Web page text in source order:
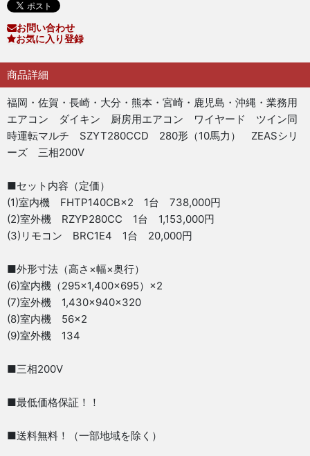
お問い合わせ
お気に入り登録
商品詳細
福岡・佐賀・長崎・大分・熊本・宮崎・鹿児島・沖縄・業務用
エアコン ダイキン 厨房用エアコン ワイヤード ツイン同
時運転マルチ SZYT280CCD 280形（10馬力） ZEASシリ
ーズ 三相200V
■セット内容（定価）
(1)室内機 FHTP140CB×2 1台 738,000円
(2)室外機 RZYP280CC 1台 1,153,000円
(3)リモコン BRC1E4 1台 20,000円
■外形寸法（高さ×幅×奥行）
(6)室内機（295×1,400×695）×2
(7)室外機 1,430×940×320
(8)室内機 56×2
(9)室外機 134
■三相200V
■最低価格保証！！
■送料無料！（一部地域を除く）